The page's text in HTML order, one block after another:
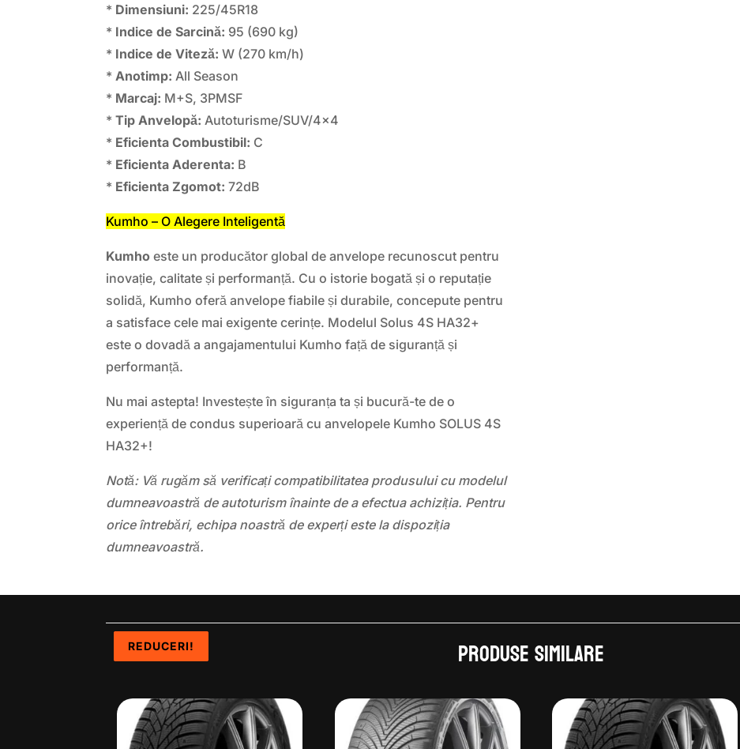
* Dimensiuni: 225/45R18
* Indice de Sarcină: 95 (690 kg)
* Indice de Viteză: W (270 km/h)
* Anotimp: All Season
* Marcaj: M+S, 3PMSF
*Tip Anvelopă: Autoturisme/SUV/4×4
* Eficienta Combustibil: C
* Eficienta Aderenta: B
* Eficienta Zgomot: 72dB
Kumho – O Alegere Inteligentă
Kumho este un producător global de anvelope recunoscut pentru
inovație, calitate și performanță. Cu o istorie bogată și o reputație
solidă, Kumho oferă anvelope fiabile și durabile, concepute pentru
a satisface cele mai exigente cerințe. Modelul Solus 4S HA32+
este o dovadă a angajamentului Kumho față de siguranță și
performanță.
Nu mai astepta! Investește în siguranța ta și bucură-te de o
experiență de condus superioară cu anvelopele Kumho SOLUS 4S
HA32+!
Notă: Vă rugăm să verificați compatibilitatea produsului cu modelul
dumneavoastră de autoturism înainte de a efectua achiziția. Pentru
orice întrebări, echipa noastră de experți este la dispoziția
dumneavoastră.
Produse similare
REDUCERI!
REDUCERI!
REDUCERI!
REDUCERI!